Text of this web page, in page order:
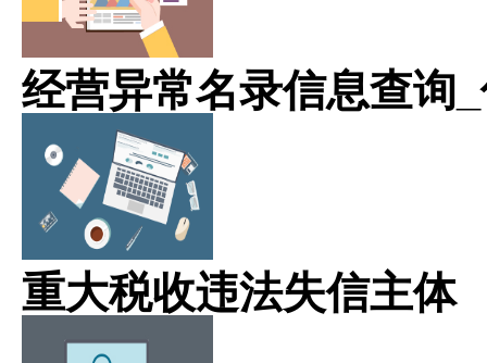
经营异常名录信息查询
重大税收违法失信主体